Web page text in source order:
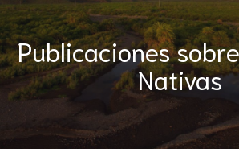
Publicaciones
Nativas